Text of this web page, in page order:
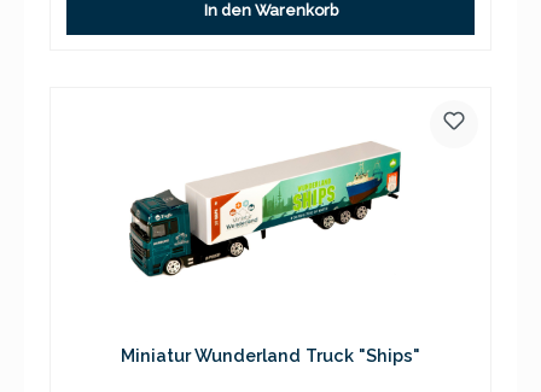
In den Warenkorb
Miniatur Wunderland Truck "Ships"